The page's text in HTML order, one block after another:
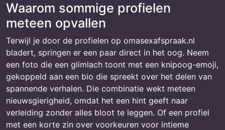
Waarom sommige profielen
meteen opvallen
Terwijl je door de profielen op omasexafspraak.nl
bladert, springen er een paar direct in het oog. Neem
een foto die een glimlach toont met een knipoog-emoji,
gekoppeld aan een bio die spreekt over het delen van
spannende verhalen. Die combinatie wekt meteen
nieuwsgierigheid, omdat het een hint geeft naar
verleiding zonder alles bloot te leggen. Of een profiel
met een korte zin over voorkeuren voor intieme